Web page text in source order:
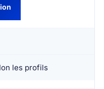
les profils